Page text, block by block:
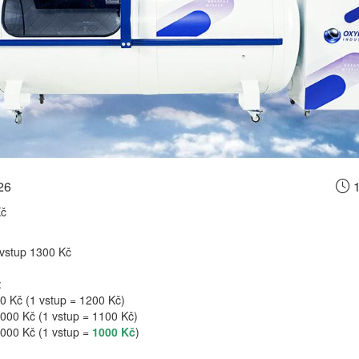
1300 Kč
Kč (1 vstup = 1200 Kč)
Kč (1 vstup = 1100 Kč)
Kč (1 vstup = 1000 Kč)